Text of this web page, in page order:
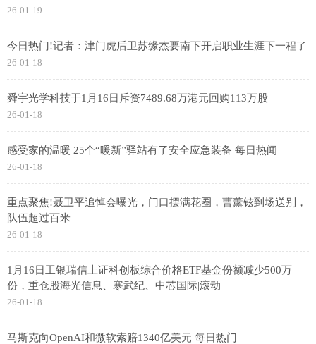
26-01-19
今日热门!记者：津门虎后卫苏缘杰要南下开启职业生涯下一程了
26-01-18
舜宇光学科技于1月16日斥资7489.68万港元回购113万股
26-01-18
感受家的温暖 25个“暖新”驿站有了安全应急装备 每日热闻
26-01-18
重点聚焦!聂卫平追悼会曝光，门口摆满花圈，曹薰铉到场送别，
队伍超过百米
26-01-18
1月16日工银瑞信上证科创板综合价格ETF基金份额减少500万
份，重仓股海光信息、寒武纪、中芯国际|滚动
26-01-18
马斯克向OpenAI和微软索赔1340亿美元 每日热门